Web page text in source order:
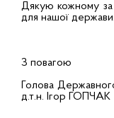
Дякую кожному за
для нашої держави.
З повагою
Голова
д.т.н. Ігор ГОПЧАК